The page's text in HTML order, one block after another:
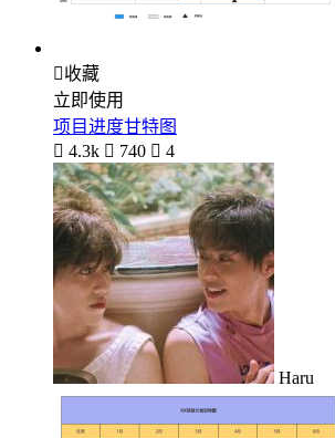
收藏
立即使用
项目进度甘特图
 4.3k  740  4
Haru